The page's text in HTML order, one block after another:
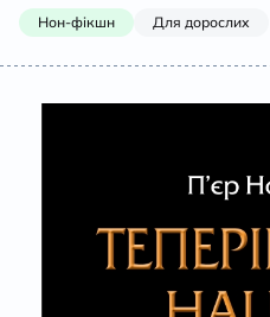
Нон-фікшн Для дорослих